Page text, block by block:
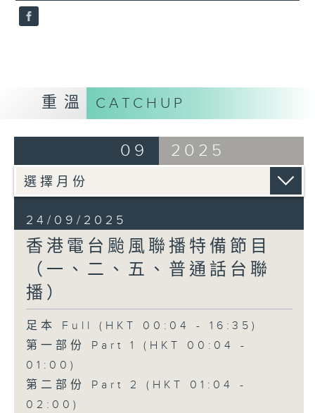
重溫 CATCHUP
09 2025
24/09/2025
香港電台颱風聯播特備節目
（一、二、五、普通話台聯
播）
足本 Full (HKT 00:04 - 16:35)
第一部份 Part 1 (HKT 00:04 -
01:00)
第二部份 Part 2 (HKT 01:04 -
02:00)